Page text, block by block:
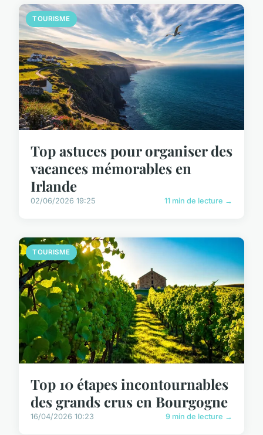
TOURISME
Top astuces pour organiser des
vacances mémorables en
Irlande
02/06/2026 19:25 11 min de lecture →
TOURISME
Top 10 étapes incontournables
des grands crus en Bourgogne
16/04/2026 10:23 9 min de lecture →